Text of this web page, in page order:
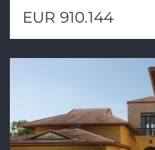
EUR 910.144